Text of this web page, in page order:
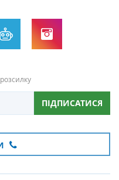
ПІДПИСАТИСЯ